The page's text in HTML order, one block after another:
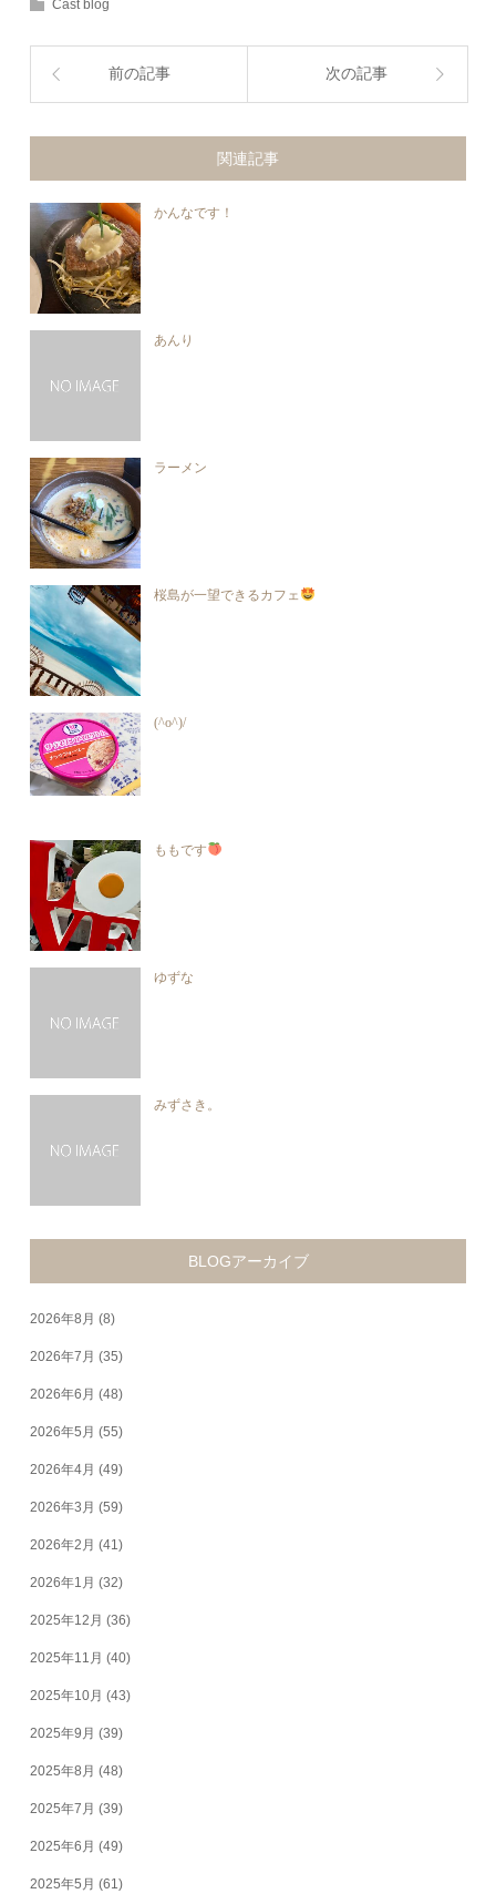
Cast blog
前の記事 次の記事
関連記事
かんなです！
あんり
ラーメン
桜島が一望できるカフェ
(^o^)/
ももです
ゆずな
みずさき。
BLOGアーカイブ
2026年8月 (8)
2026年7月 (35)
2026年6月 (48)
2026年5月 (55)
2026年4月 (49)
2026年3月 (59)
2026年2月 (41)
2026年1月 (32)
2025年12月 (36)
2025年11月 (40)
2025年10月 (43)
2025年9月 (39)
2025年8月 (48)
2025年7月 (39)
2025年6月 (49)
2025年5月 (61)